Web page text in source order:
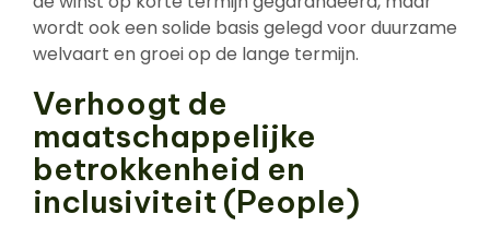
wordt ook een solide basis gelegd voor duurzame
welvaart en groei op de lange termijn.
Verhoogt de
maatschappelijke
betrokkenheid en
inclusiviteit (People)